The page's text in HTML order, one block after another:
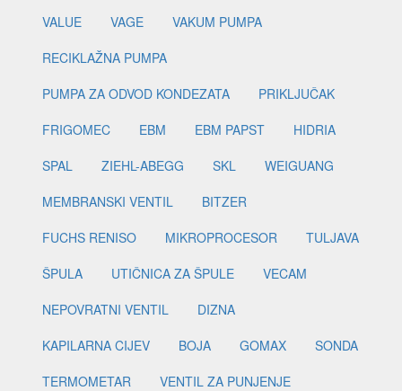
VALUE
VAGE
VAKUM PUMPA
RECIKLAŽNA PUMPA
PUMPA ZA ODVOD KONDEZATA
PRIKLJUČAK
FRIGOMEC
EBM EBM PAPST
HIDRIA
SPAL
ZIEHL-ABEGG SKL
WEIGUANG
MEMBRANSKI VENTIL
BITZER
FUCHS RENISO
MIKROPROCESOR
TULJAVA
ŠPULA
UTIČNICA ZA ŠPULE
VECAM
NEPOVRATNI VENTIL
DIZNA
KAPILARNA CIJEV
BOJA GOMAX
SONDA
TERMOMETAR
VENTIL ZA PUNJENJE